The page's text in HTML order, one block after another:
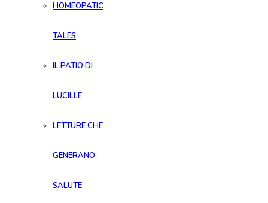
HOMEOPATIC
TALES
IL PATIO DI
LUCILLE
LETTURE CHE
GENERANO
SALUTE